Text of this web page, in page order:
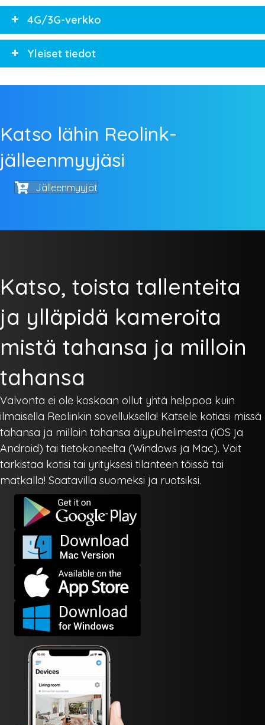
4G/3G-verkko
Yleiset tiedot
Katso lähin Reolink-
jälleenmyyjäsi
Jälleenmyyjät
Katso, toista tallenteita
ja ylläpidä kameroita
mistä tahansa ja milloin
tahansa
Valvonta ei ole koskaan ollut yhtä helppoa kuin
ilmaisella Reolinkin sovelluksella! Katsele kotiasi missä
tahansa ja milloin tahansa älypuhelimesta (iOS ja
Android) tai tietokoneelta (Windows ja Mac). Voit
tarkistaa kotisi tai yrityksesi tilanteen töissä tai
matkalla! Saatavilla suomeksi ja ruotsiksi.